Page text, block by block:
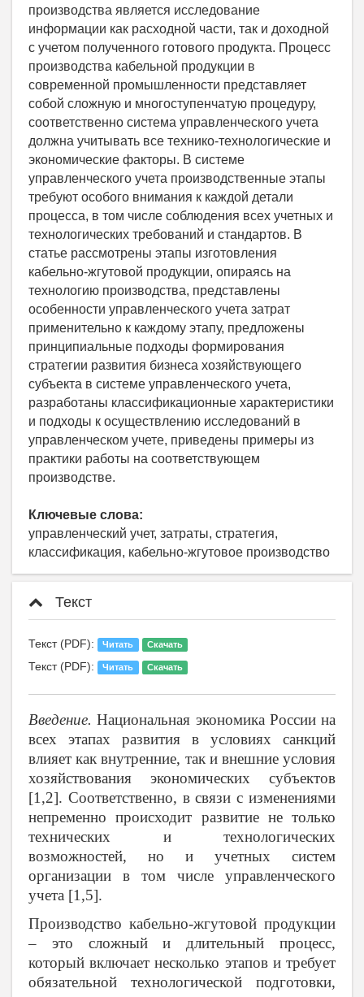
производства является исследование
информации как расходной части, так и доходной
с учетом полученного готового продукта. Процесс
производства кабельной продукции в
современной промышленности представляет
собой сложную и многоступенчатую процедуру,
соответственно система управленческого учета
должна учитывать все технико-технологические и
экономические факторы. В системе
управленческого учета производственные этапы
требуют особого внимания к каждой детали
процесса, в том числе соблюдения всех учетных и
технологических требований и стандартов. В
статье рассмотрены этапы изготовления
кабельно-жгутовой продукции, опираясь на
технологию производства, представлены
особенности управленческого учета затрат
применительно к каждому этапу, предложены
принципиальные подходы формирования
стратегии развития бизнеса хозяйствующего
субъекта в системе управленческого учета,
разработаны классификационные характеристики
и подходы к осуществлению исследований в
управленческом учете, приведены примеры из
практики работы на соответствующем
производстве.
Ключевые слова:
управленческий учет, затраты, стратегия,
классификация, кабельно-жгутовое производство
Текст
Текст (PDF): Читать Скачать
Текст (PDF): Читать Скачать
Введение. Национальная экономика России на
всех этапах развития в условиях санкций
влияет как внутренние, так и внешние условия
хозяйствования экономических субъектов
[1,2]. Соответственно, в связи с изменениями
непременно происходит развитие не только
технических и технологических
возможностей, но и учетных систем
организации в том числе управленческого
учета [1,5].
Производство кабельно-жгутовой продукции
– это сложный и длительный процесс,
который включает несколько этапов и требует
обязательной технологической подготовки,